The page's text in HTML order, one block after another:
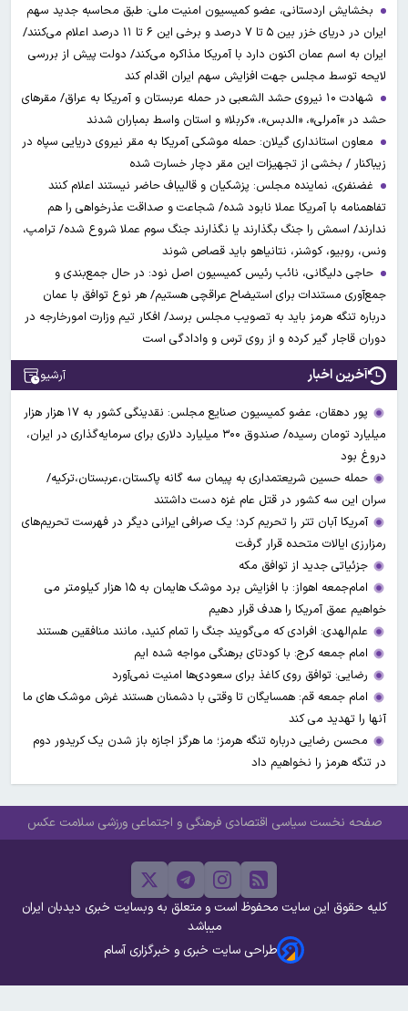
بخشایش اردستانی، عضو کمیسیون امنیت ملی: طبق محاسبه جدید سهم
ایران در دریای خزر بین ۵ تا ۷ درصد و برخی این ۶ تا ۱۱ درصد اعلام می‌کنند/
ایران به اسم عمان اکنون دارد با آمریکا مذاکره می‌کند/ دولت پیش از بررسی
لایحه توسط مجلس جهت افزایش سهم ایران اقدام کند
شهادت ۱۰ نیروی حشد الشعبی در حمله عربستان و آمریکا به عراق/ مقرهای
حشد در »آمرلی»، «الدبس»، «کربلا« و استان واسط بمباران شدند
معاون استانداری گیلان: حمله موشکی آمریکا به مقر نیروی دریایی سپاه در
زیباکنار / بخشی از تجهیزات این مقر دچار خسارت شده
غضنفری، نماینده مجلس: پزشکیان و قالیباف حاضر نیستند اعلام کنند
تفاهمنامه با آمریکا عملا نابود شده/ شجاعت و صداقت عذرخواهی را هم
ندارند/ اسمش را جنگ بگذارند یا نگذارند جنگ سوم عملا شروع شده/ ترامپ،
ونس، روبیو، کوشنر، نتانیاهو باید قصاص شوند
حاجی دلیگانی، نائب رئیس کمیسیون اصل نود: در حال جمع‌بندی و
جمع‌آوری مستندات برای استیضاح عراقچی هستیم/ هر نوع توافق با عمان
درباره تنگه هرمز باید به تصویب مجلس برسد/ افکار تیم وزارت امورخارجه در
دوران قاجار گیر کرده و از روی ترس و وادادگی است
آخرین اخبار آرشیو
پور دهقان، عضو کمیسیون صنایع مجلس: نقدینگی کشور به ۱۷ هزار هزار
میلیارد تومان رسیده/ صندوق ۳۰۰ میلیارد دلاری برای سرمایه‌گذاری در ایران،
دروغ بود
حمله حسین شریعتمداری به پیمان سه گانه پاکستان،عربستان،ترکیه/
سران این سه کشور در قتل عام غزه دست داشتند
آمریکا آبان تتر را تحریم کرد؛ یک صرافی ایرانی دیگر در فهرست تحریم‌های
رمزارزی ایالات متحده قرار گرفت
جزئیاتی جدید از توافق مکه
امام‌جمعه اهواز: با افزایش برد موشک هایمان به ۱۵ هزار کیلومتر می
خواهیم عمق آمریکا را هدف قرار دهیم
علم‌الهدی: افرادی که می‌گویند جنگ را تمام کنید، مانند منافقین هستند
امام جمعه کرج: با کودتای برهنگی مواجه شده ایم
رضایی: توافق روی کاغذ برای سعودی‌ها امنیت نمی‌آورد
امام جمعه قم: همسایگان تا وقتی با دشمنان هستند غرش موشک های ما
آنها را تهدید می کند
محسن رضایی درباره تنگه هرمز؛ ما هرگز اجازه باز شدن یک کریدور دوم
در تنگه هرمز را نخواهیم داد
صفحه نخست سیاسی اقتصادی فرهنگی و اجتماعی ورزشی سلامت عکس
کلیه حقوق این سایت محفوظ است و متعلق به وبسایت خبری دیدبان ایران
میباشد
طراحی سایت خبری و خبرگزاری آسام